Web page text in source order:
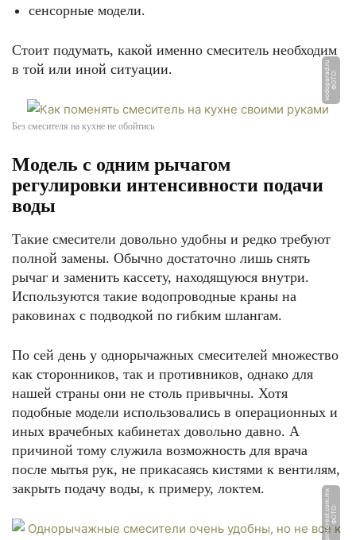
сенсорные модели.
Стоит подумать, какой именно смеситель необходим
в той или иной ситуации.
Ф
О
Т
О:
v
o
d
o
p
a
r
a
d.
r
u
Без смесителя на кухне не обойтись
Модель с одним рычагом
регулировки интенсивности подачи
воды
Такие смесители довольно удобны и редко требуют
полной замены. Обычно достаточно лишь снять
рычаг и заменить кассету, находящуюся внутри.
Используются такие водопроводные краны на
раковинах с подводкой по гибким шлангам.
По сей день у однорычажных смесителей множество
как сторонников, так и противников, однако для
нашей страны они не столь привычны. Хотя
подобные модели использовались в операционных и
иных врачебных кабинетах довольно давно. А
причиной тому служила возможность для врача
после мытья рук, не прикасаясь кистями к вентилям,
закрыть подачу воды, к примеру, локтем.
Ф
О
Т
О:
pi
n
t
e
r
e
s
t.
c
o
m.
m
x